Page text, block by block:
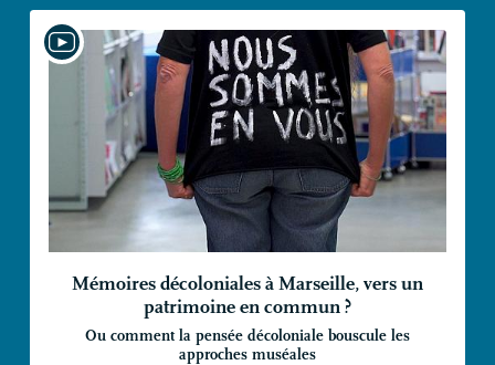
Mémoires décoloniales à Marseille, vers un
patrimoine en commun?
Ou comment la pensée décoloniale bouscule les
approches muséales